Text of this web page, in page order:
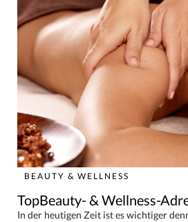
BEAUTY & WELLNESS
TopBeauty- & Wellness-
In der heutigen Zeit ist es wichtiger